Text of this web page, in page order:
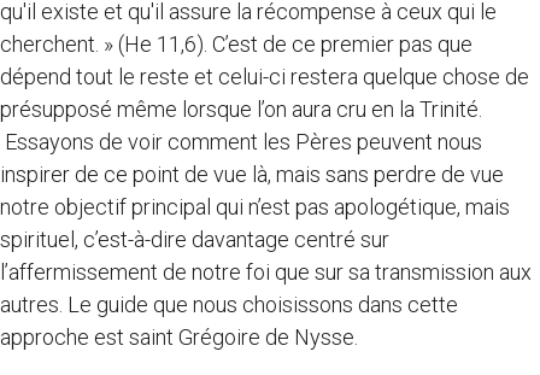
qu'il existe et qu'il assure la récompense à ceux qui le
cherchent. » (He 11,6). C’est de ce premier pas que
dépend tout le reste et celui-ci restera quelque chose de
présupposé même lorsque l’on aura cru en la Trinité.
Essayons de voir comment les Pères peuvent nous
inspirer de ce point de vue là, mais sans perdre de vue
notre objectif principal qui n’est pas apologétique, mais
spirituel, c’est-à-dire davantage centré sur
l’affermissement de notre foi que sur sa transmission aux
autres. Le guide que nous choisissons dans cette
approche est saint Grégoire de Nysse.